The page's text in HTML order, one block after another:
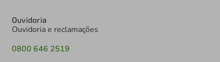
Ouvidoria
Ouvidoria e reclamações
0800 646 2519